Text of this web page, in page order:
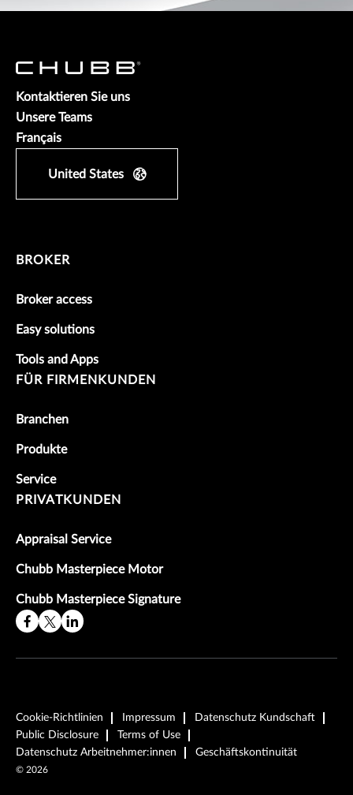
Kontaktieren Sie uns
Unsere Teams
Français
United States
BROKER
Broker access
Easy solutions
Tools and Apps
FÜR FIRMENKUNDEN
Branchen
Produkte
Service
PRIVATKUNDEN
Appraisal Service
Chubb Masterpiece Motor
Chubb Masterpiece Signature
Cookie-Richtlinien Impressum
Datenschutz Kundschaft
Public Disclosure
Terms of Use
Datenschutz Arbeitnehmer:innen
Geschäftskontinuität
© 2026